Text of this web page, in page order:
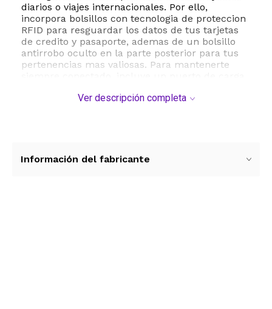
diarios o viajes internacionales. Por ello,
incorpora bolsillos con tecnologia de proteccion
RFID para resguardar los datos de tus tarjetas
de credito y pasaporte, ademas de un bolsillo
antirrobo oculto en la parte posterior para tus
pertenencias mas valiosas. Para mantenerte
recarga de tus dispositivos moviles en
al agua, esta mochila soporta el uso intensivo y
Ver descripción completa
Información del fabricante